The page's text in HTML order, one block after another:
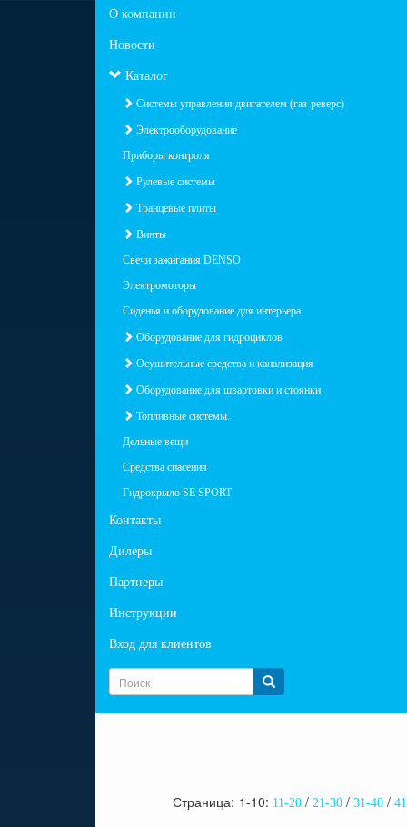
О компании
Новости
Каталог
Системы управления двигателем (газ-реверс)
Электрооборудование
Приборы контроля
Рулевые системы
Транцевые плиты
Винты
Свечи зажигания DENSO
Электромоторы
Сиденья и оборудование для интерьера
Оборудование для гидроциклов
Осушительные средства и канализация
Оборудование для швартовки и стоянки
Топливные системы.
Дельные вещи
Средства спасения
Гидрокрыло SE SPORT
Контакты
Дилеры
Партнеры
Инструкции
Вход для клиентов
Страница: 1-10 11-20 21-30 31-40